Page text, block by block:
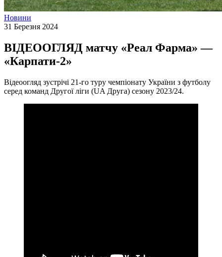
Новини
31 Березня 2024
ВІДЕООГЛЯД матчу «Реал Фарма» —
«Карпати-2»
Відеоогляд зустрічі 21-го туру чемпіонату України з футболу
серед команд Другої ліги (UA Друга) сезону 2023/24.